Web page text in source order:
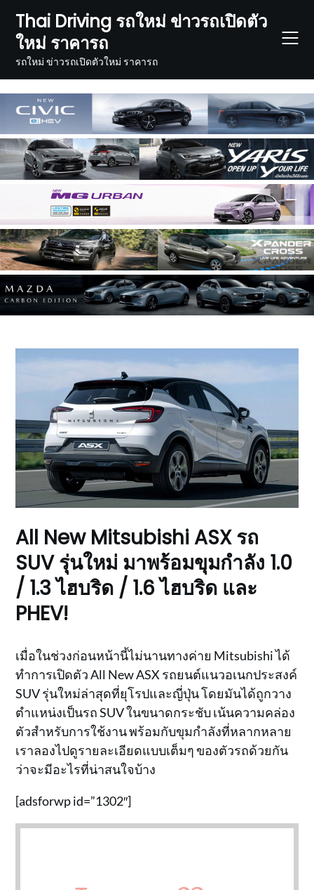
content
Thai Driving รถใหม่ ข่าวรถเปิดตัว
ใหม่ ราคารถ
รถใหม่ ข่าวรถเปิดตัวใหม่ ราคารถ
All New Mitsubishi ASX รถ
SUV รุ่นใหม่ มาพร้อมขุมกำลัง 1.0
/ 1.3 ไฮบริด / 1.6 ไฮบริด และ
PHEV!
เมื่อในช่วงก่อนหน้านี้ไม่นานทางค่าย Mitsubishi ได้
ทำการเปิดตัว All New ASX รถยนต์แนวอเนกประสงค์
SUV รุ่นใหม่ล่าสุดที่ยุโรปและญี่ปุ่น โดยมันได้ถูกวาง
ตำแหน่งเป็นรถ SUV ในขนาดกระชับ เน้นความคล่อง
ตัวสำหรับการใช้งาน พร้อมกับขุมกำลังที่หลากหลาย
เราลองไปดูรายละเอียดแบบเต็มๆ ของตัวรถด้วยกัน
ว่าจะมีอะไรที่น่าสนใจบ้าง
[adsforwp id=”1302″]